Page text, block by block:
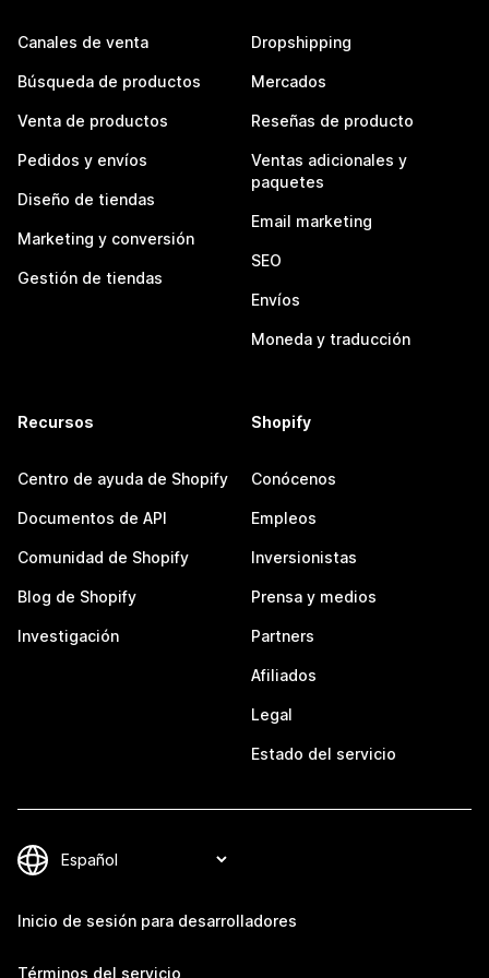
Canales de venta
Búsqueda de productos
Venta de productos
Pedidos y envíos
Diseño de tiendas
Marketing y conversión
Gestión de tiendas
Dropshipping
Mercados
Reseñas de producto
Ventas adicionales y
paquetes
Email marketing
SEO
Envíos
Moneda y traducción
Recursos
Centro de ayuda de Shopify
Documentos de API
Comunidad de Shopify
Blog de Shopify
Investigación
Shopify
Conócenos
Empleos
Inversionistas
Prensa y medios
Partners
Afiliados
Legal
Estado del servicio
Inicio de sesión para desarrolladores
Términos del servicio